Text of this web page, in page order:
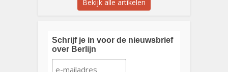
Bekijk alle artikelen
Schrijf je in voor de nieuwsbrief
over Berlijn